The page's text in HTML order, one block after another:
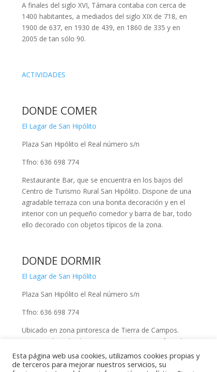
A finales del siglo XVI, Támara contaba con cerca de
1400 habitantes, a mediados del siglo XIX de 718, en
1900 de 637, en 1930 de 439, en 1860 de 335 y en
2005 de tan sólo 90.
ACTIVIDADES
DONDE COMER
El Lagar de San Hipólito
Plaza San Hipólito el Real número s/n
Tfno: 636 698 774
Restaurante Bar, que se encuentra en los bajos del
Centro de Turismo Rural San Hipólito. Dispone de una
agradable terraza con una bonita decoración y en el
interior con un pequeño comedor y barra de bar, todo
ello decorado con objetos típicos de la zona.
DONDE DORMIR
El Lagar de San Hipólito
Plaza San Hipólito el Real número s/n
Tfno: 636 698 774
Ubicado en zona pintoresca de Tierra de Campos.
Dispone de todos los servicios necesarios. Ofrece la
opción de alquilar bicicletas.
Esta página web usa cookies, utilizamos cookies propias y
de terceros para mejorar nuestros servicios, su